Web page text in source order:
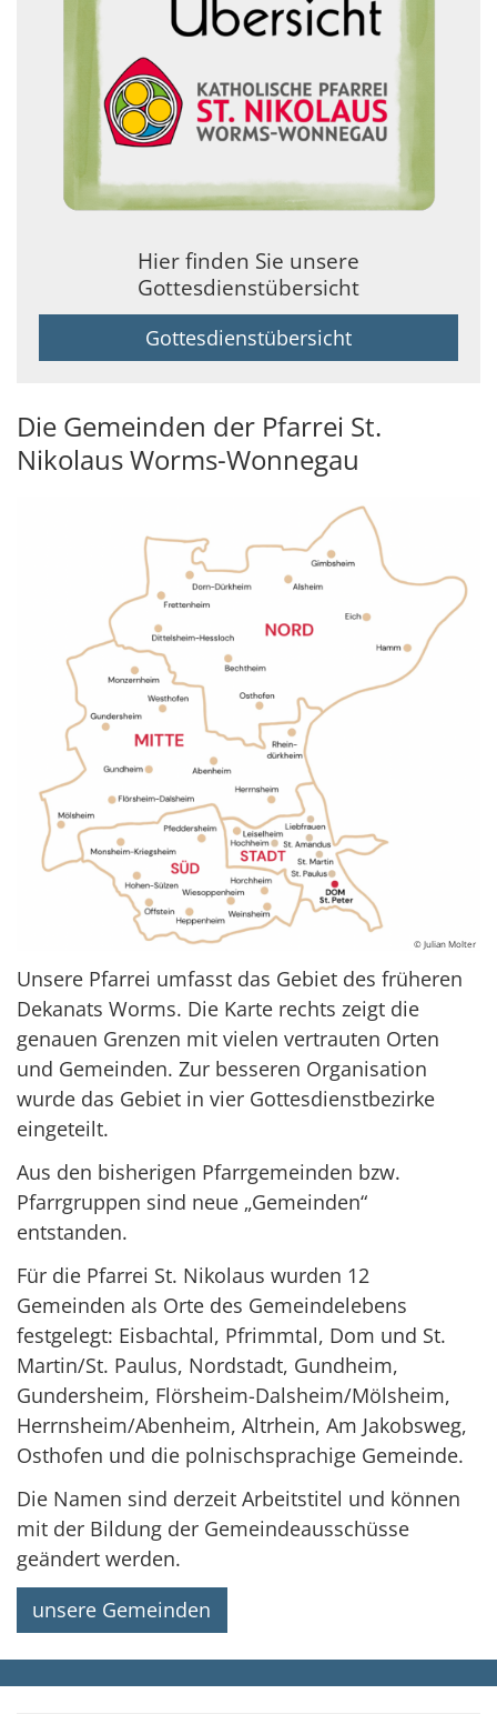
Hier finden Sie unsere
Gottesdienstübersicht
Gottesdienstübersicht
Die Gemeinden der Pfarrei St.
Nikolaus Worms-Wonnegau
© Julian Molter
Unsere Pfarrei umfasst das Gebiet des früheren
Dekanats Worms. Die Karte rechts zeigt die
genauen Grenzen mit vielen vertrauten Orten
und Gemeinden. Zur besseren Organisation
wurde das Gebiet in vier Gottesdienstbezirke
eingeteilt.
Aus den bisherigen Pfarrgemeinden bzw.
Pfarrgruppen sind neue „Gemeinden“
entstanden.
Für die Pfarrei St. Nikolaus wurden 12
Gemeinden als Orte des Gemeindelebens
festgelegt: Eisbachtal, Pfrimmtal, Dom und St.
Martin/St. Paulus, Nordstadt, Gundheim,
Gundersheim, Flörsheim-Dalsheim/Mölsheim,
Herrnsheim/Abenheim, Altrhein, Am Jakobsweg,
Osthofen und die polnischsprachige Gemeinde.
Die Namen sind derzeit Arbeitstitel und können
mit der Bildung der Gemeindeausschüsse
geändert werden.
unsere Gemeinden